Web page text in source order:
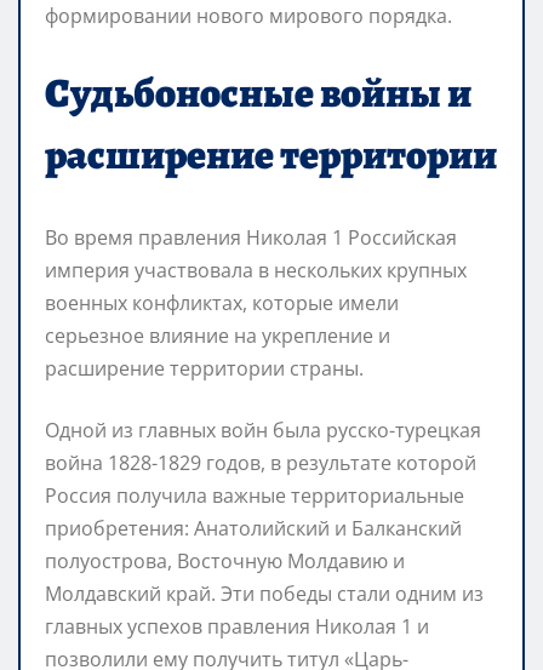
формировании нового мирового порядка.
Судьбоносные войны и
расширение территории
Во время правления Николая 1 Российская
империя участвовала в нескольких крупных
военных конфликтах, которые имели
серьезное влияние на укрепление и
расширение территории страны.
Одной из главных войн была русско-турецкая
война 1828-1829 годов, в результате которой
Россия получила важные территориальные
приобретения: Анатолийский и Балканский
полуострова, Восточную Молдавию и
Молдавский край. Эти победы стали одним из
главных успехов правления Николая 1 и
позволили ему получить титул «Царь-